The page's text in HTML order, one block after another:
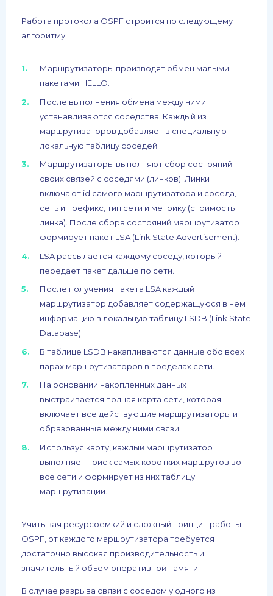
Работа протокола OSPF строится по следующему
алгоритму:
Маршрутизаторы производят обмен малыми
пакетами HELLO.
После выполнения обмена между ними
устанавливаются соседства. Каждый из
маршрутизаторов добавляет в специальную
локальную таблицу соседей.
Маршрутизаторы выполняют сбор состояний
своих связей с соседями (линков). Линки
включают id самого маршрутизатора и соседа,
сеть и префикс, тип сети и метрику (стоимость
линка). После сбора состояний маршрутизатор
формирует пакет LSA (Link State Advertisement).
LSA рассылается каждому соседу, который
передает пакет дальше по сети.
После получения пакета LSA каждый
маршрутизатор добавляет содержащуюся в нем
информацию в локальную таблицу LSDB (Link State
Database).
В таблице LSDB накапливаются данные обо всех
парах маршрутизаторов в пределах сети.
На основании накопленных данных
выстраивается полная карта сети, которая
включает все действующие маршрутизаторы и
образованные между ними связи.
Используя карту, каждый маршрутизатор
выполняет поиск самых коротких маршрутов во
все сети и формирует из них таблицу
маршрутизации.
Учитывая ресурсоемкий и сложный принцип работы
OSPF, от каждого маршрутизатора требуется
достаточно высокая производительность и
значительный объем оперативной памяти.
В случае разрыва связи с соседом у одного из